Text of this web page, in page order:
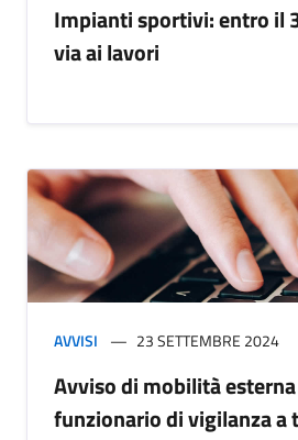
Impianti sportivi: entro il
via ai lavori
AVVISI 23 SETTEMBRE 2024
Avviso di mobilità
funzionario di vigilanza a